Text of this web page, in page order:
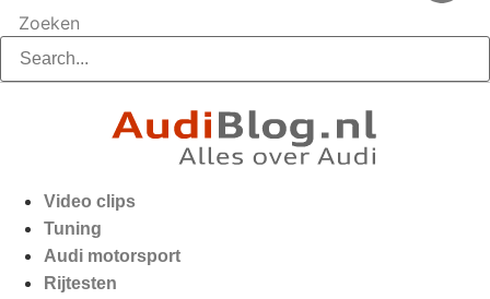
Zoeken
Video clips
Tuning
Audi motorsport
Rijtesten